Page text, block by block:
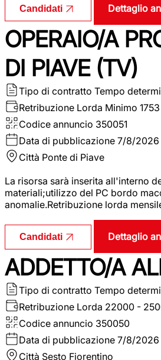
Candidati Dettaglio
OPERAIO/A
DI PIAVE (TV)
Tipo di contratto Tempo
Retribuzione Lorda Minimo
Codice annuncio 350051
Data di pubblicazione 7/8/2026
Città Ponte di Piave
La risorsa sarà inserita all'interno
materiali;utilizzo del PC bordo
anomalie.Retribuzione lorda
Candidati Dettaglio
ADDETTO/A
Tipo di contratto Tempo
Retribuzione Lorda 22000 -
Codice annuncio 350050
Data di pubblicazione 7/8/2026
Città Sesto Fiorentino